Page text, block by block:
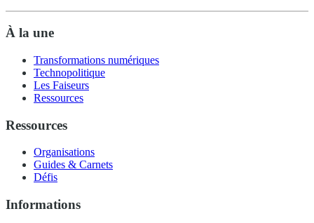
À la une
Transformations numériques
Technopolitique
Les Faiseurs
Ressources
Ressources
Organisations
Guides & Carnets
Défis
Informations